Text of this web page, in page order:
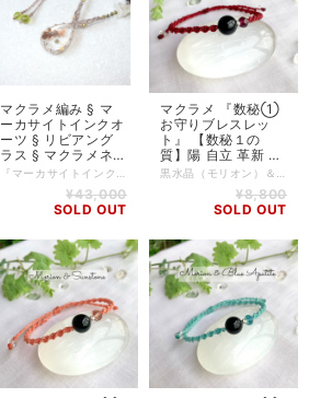
マクラメ編み § マ
ーカサイトインクオ
ーツ § リビアング
ラス § マクラメネ
ックレス § ハンド
¥43,000
SOLD OUT
マクラメ 『数秘①
お守りブレスレッ
ト』 【数秘１の
質】陽 自立 革新 新
しい始まり 個人と
黒水晶（魔除け）
＆ ロードライトガ
天然石
¥8,800
SOLD OUT